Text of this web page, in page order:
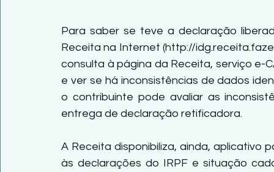
Para saber se teve a declaração
Receita na Internet (http://
consulta à página da Receita, serviço e-
e ver se há inconsistências de dados
o contribuinte pode avaliar as
entrega de declaração retificadora.
A Receita disponibiliza, ainda,
às declarações do IRPF e situação